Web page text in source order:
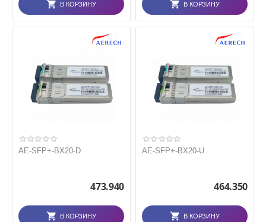
В КОРЗИНУ В КОРЗИНУ
AE-SFP+-BX20-D
473.940
В КОРЗИНУ
AE-SFP+-BX20-U
464.350
В КОРЗИНУ